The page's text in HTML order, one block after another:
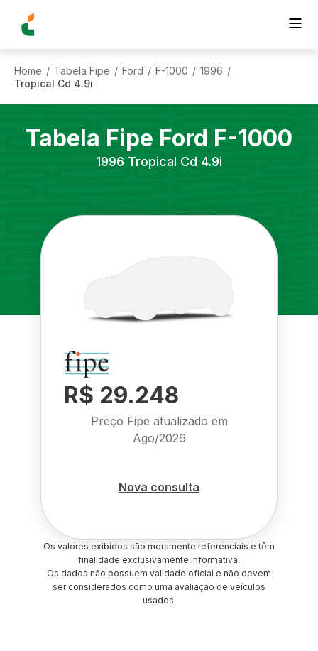
Home / Tabela Fipe / Ford / F-1000 / 1996 /
Tropical Cd 4.9i
Tabela Fipe Ford F-1000
1996 Tropical Cd 4.9i
R$ 29.248
Preço Fipe atualizado em
Ago/2026
Nova consulta
Os valores exibidos são meramente referenciais e têm
finalidade exclusivamente informativa.
Os dados não possuem validade oficial e não devem
ser considerados como uma avaliação de veículos
usados.